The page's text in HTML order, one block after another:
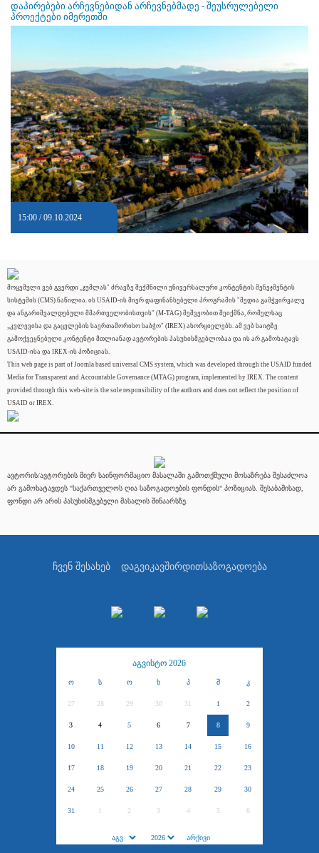
დაპირებები არჩევნებიდან არჩევნებმადე - შეუსრულებელი
პროექტები იმერეთში
15:00 / 09.10.2024
მოცემული ვებ გვერდი „ჯუმლას" ძრავზე შექმნილი უნივერსალური კონტენტის მენეჯმენტის
სისტემის (CMS) ნაწილია. ის USAID-ის მიერ დაფინანსებული პროგრამის "მედია გამჭვირვალე
და ანგარიშვალდებული მმართველობისთვის" (M-TAG) მეშვეობით შეიქმნა, რომელსაც
„კვლევისა და გაცვლების საერთაშორისო საბჭო" (IREX) ახორციელებს. ამ ვებ საიტზე
გამოქვეყნებული კონტენტი მთლიანად ავტორების პასუხისმგებლობაა და ის არ გამოხატავს
USAID-ისა და IREX-ის პოზიციას.
This web page is part of Joomla based universal CMS system, which was developed through the USAID funded
Media for Transparent and Accountable Governance (MTAG) program, implemented by IREX. The content
provided through this web-site is the sole responsibility of the authors and does not reflect the position of
USAID or IREX.
ავტორის/ავტორების მიერ საინფორმაციო მასალაში გამოთქმული მოსაზრება შესაძლოა
არ გამოხატავდეს "საქართველოს ღია საზოგადოების ფონდის" პოზიციას. შესაბამისად,
ფონდი არ არის პასუხისმგებელი მასალის შინაარსზე.
ჩვენ შესახებ დაგვიკავშირდითსაზოგადოება
აგვისტო 2026
ო ს ო ხ პ შ კ
27 28 29 30 31 1 2
3 4 5 6 7 8 9
10 11 12 13 14 15 16
17 18 19 20 21 22 23
24 25 26 27 28 29 30
31 1 2 3 4 5 6